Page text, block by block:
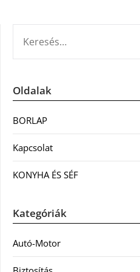
Oldalak
BORLAP
Kapcsolat
KONYHA ÉS SÉF
Kategóriák
Autó-Motor